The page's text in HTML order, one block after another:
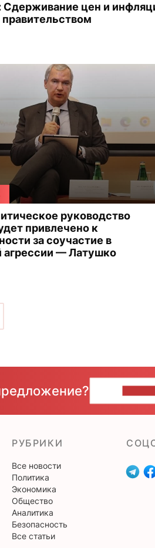
цен и
правительством
руководство
привлечено к
за соучастие в
агрессии — Латушко
РУБРИКИ
Все новости
Политика
Экономика
Общество
Аналитика
Безопасность
Все статьи